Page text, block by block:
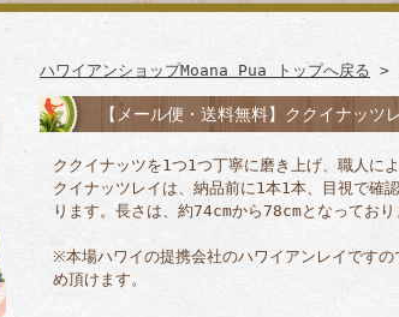
ハワイアンショップMoana Pua トップへ戻る >
【メール便・送料無料】ククイナッツ
ククイナッツを1つ1つ丁寧に磨き上げ、職人に
クイナッツレイは、納品前に1本1本、目視で確
ります。長さは、約74cmから78cmとなってお
※本場ハワイの提携会社のハワイアンレイです
め頂けます。